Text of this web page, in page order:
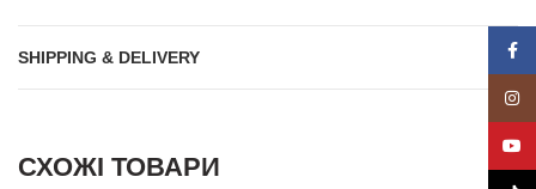
SHIPPING & DELIVERY
СХОЖІ ТОВАРИ